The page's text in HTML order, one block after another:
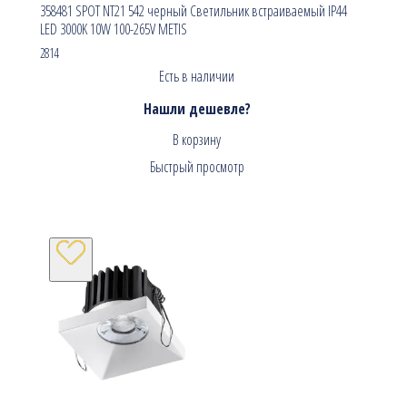
358481 SPOT NT21 542 черный Светильник встраиваемый IP44
LED 3000K 10W 100-265V METIS
2814
Есть в наличии
Нашли дешевле?
В корзину
Быстрый просмотр